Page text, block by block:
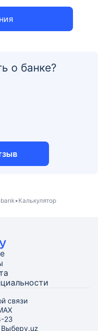
о банке?
Калькулятор
связи
23